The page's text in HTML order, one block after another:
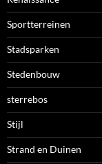
Sportterreinen
Stadsparken
Stedenbouw
sterrebos
Stijl
Strand en Duinen